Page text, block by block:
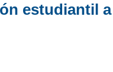
estudiantil